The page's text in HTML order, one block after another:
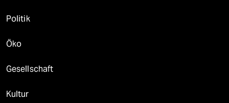
Politik
Öko
Gesellschaft
Kultur